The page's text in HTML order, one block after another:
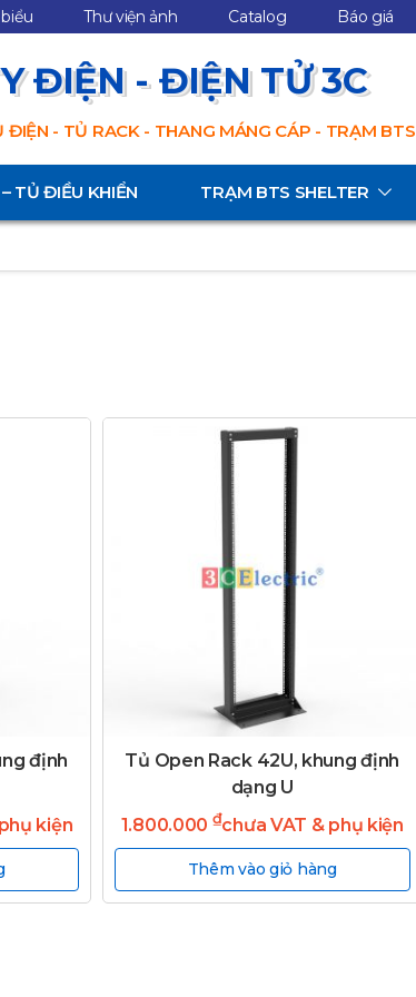
Thư viện ảnh Catalog Báo giá
ĐIỆN - ĐIỆN TỬ 3C
ĐIỆN - TỦ RACK - THANG MÁNG CÁP - TRẠM BTS
TỦ ĐIỀU KHIỂN TRẠM BTS SHELTER
định
kiện
Tủ Open Rack 42U, khung định
dạng U
1.800.000 ₫chưa VAT & phụ kiện
Thêm vào giỏ hàng